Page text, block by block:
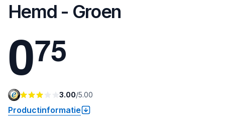
Hemd - Groen
075
3.00/5.00
Productinformatie